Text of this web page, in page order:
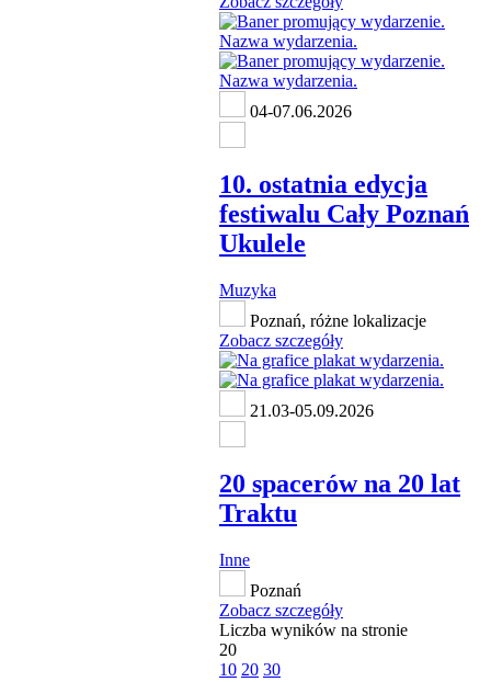
04-07.06.2026
10. ostatnia edycja
festiwalu Cały Poznań
Ukulele
Muzyka
Poznań, różne lokalizacje
Zobacz szczegóły
21.03-05.09.2026
20 spacerów na 20 lat
Traktu
Inne
Poznań
Zobacz szczegóły
Liczba wyników na stronie
20
10 20 30